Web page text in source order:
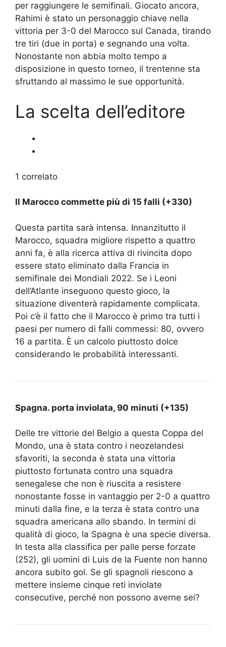
per raggiungere le semifinali. Giocato ancora,
Rahimi è stato un personaggio chiave nella
vittoria per 3-0 del Marocco sul Canada, tirando
tre tiri (due in porta) e segnando una volta.
Nonostante non abbia molto tempo a
disposizione in questo torneo, il trentenne sta
sfruttando al massimo le sue opportunità.
La scelta dell’editore
1 correlato
Il Marocco commette più di 15 falli (+330)
Questa partita sarà intensa. Innanzitutto il
Marocco, squadra migliore rispetto a quattro
anni fa, è alla ricerca attiva di rivincita dopo
essere stato eliminato dalla Francia in
semifinale dei Mondiali 2022. Se i Leoni
dell’Atlante inseguono questo gioco, la
situazione diventerà rapidamente complicata.
Poi c’è il fatto che il Marocco è primo tra tutti i
paesi per numero di falli commessi: 80, ovvero
16 a partita. È un calcolo piuttosto dolce
considerando le probabilità interessanti.
Spagna. porta inviolata, 90 minuti (+135)
Delle tre vittorie del Belgio a questa Coppa del
Mondo, una è stata contro i neozelandesi
sfavoriti, la seconda è stata una vittoria
piuttosto fortunata contro una squadra
senegalese che non è riuscita a resistere
nonostante fosse in vantaggio per 2-0 a quattro
minuti dalla fine, e la terza è stata contro una
squadra americana allo sbando. In termini di
qualità di gioco, la Spagna è una specie diversa.
In testa alla classifica per palle perse forzate
(252), gli uomini di Luis de la Fuente non hanno
ancora subito gol. Se gli spagnoli riescono a
mettere insieme cinque reti inviolate
consecutive, perché non possono averne sei?